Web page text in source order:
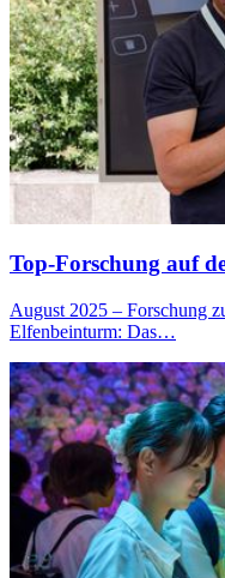
Top-Forschung auf
August 2025 – Forschung
Elfenbeinturm: Das…